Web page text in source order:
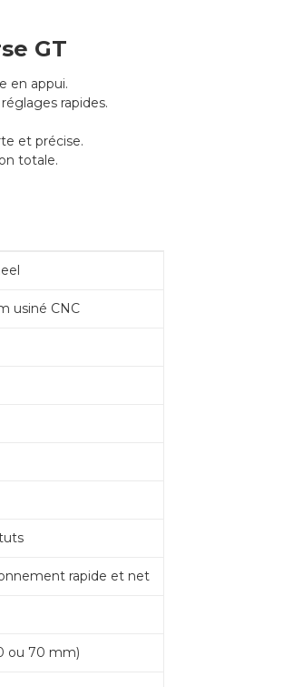
GT
en appui.
rapides.
et précise.
totale.
usiné CNC
rapide et net
ou 70 mm)